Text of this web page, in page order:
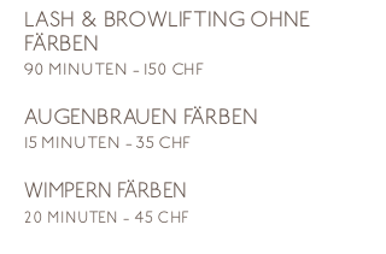
Berührung mit Wasser kommen.
Danach sind sie jedoch
wasserbeständig und bleiben bis
Brauenlifting - Ein Brauenlifting
sodass sie voller und definierter
wirken. Ideal, um die natürliche
LASH & BROWLIFTING OHNE
FÄRBEN
90 MINUTEN - 150 CHF
AUGENBRAUEN FÄRBEN
15 MINUTEN - 35 CHF
WIMPERN FÄRBEN
20 MINUTEN - 45 CHF